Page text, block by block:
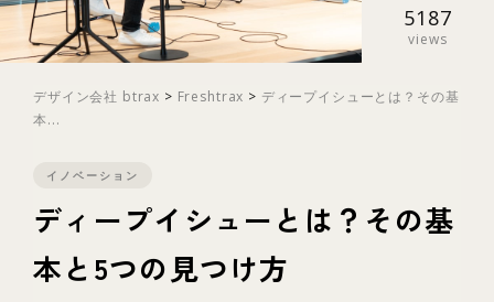
デザイン
イノベーション
スタートアップ
テクノロジー
5187
views
デザイン会社 btrax > Freshtrax > ディープイシューとは？その基
本...
イノベーション
ディープイシューとは？その基
本と5つの見つけ方